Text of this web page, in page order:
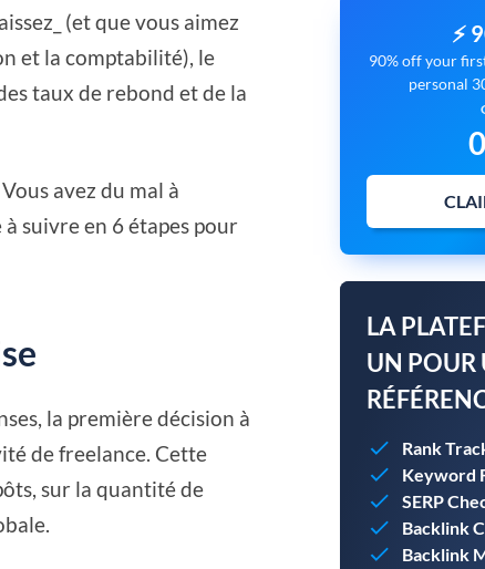
(et que vous aimez
et la comptabilité), le
taux de rebond et de la
avez du mal à
suivre en 6 étapes pour
la première décision à
de freelance. Cette
sur la quantité de
⚡
90% off your
personal
LA
UN POUR
Rank
Keyword
SERP
Backlink
Backlink